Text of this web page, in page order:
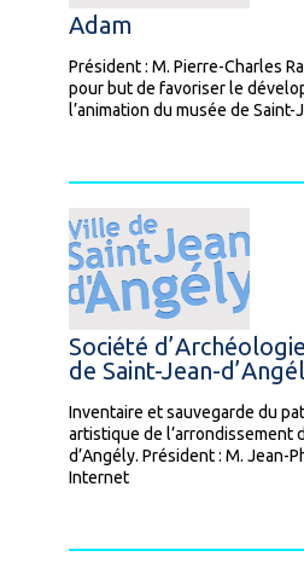
Adam
Président : M. Pierre-Charles
pour but de favoriser le
l’animation du musée de Saint-
Société
de Saint-Jean-
Inventaire et sauvegarde du
artistique de l’arrondissement
d’Angély. Président : M. Jean-
Internet